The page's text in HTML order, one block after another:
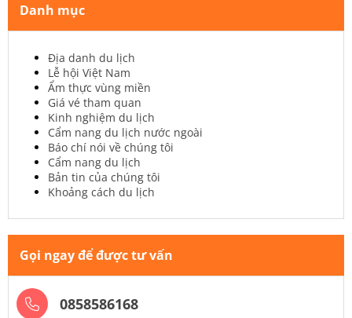
Danh mục
Địa danh du lịch
Lễ hội Việt Nam
Ẩm thực vùng miền
Giá vé tham quan
Kinh nghiệm du lịch
Cẩm nang du lịch nước ngoài
Báo chí nói về chúng tôi
Cẩm nang du lịch
Bản tin của chúng tôi
Khoảng cách du lịch
Gọi ngay để được tư vấn
0858586168